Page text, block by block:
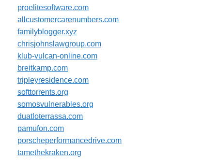
proelitesoftware.com
allcustomercarenumbers.com
familyblogger.xyz
chrisjohnslawgroup.com
klub-vulcan-online.com
breitkamp.com
tripleyresidence.com
softtorrents.org
somosvulnerables.org
duatloterrassa.com
pamufon.com
porscheperformancedrive.com
tamethekraken.org